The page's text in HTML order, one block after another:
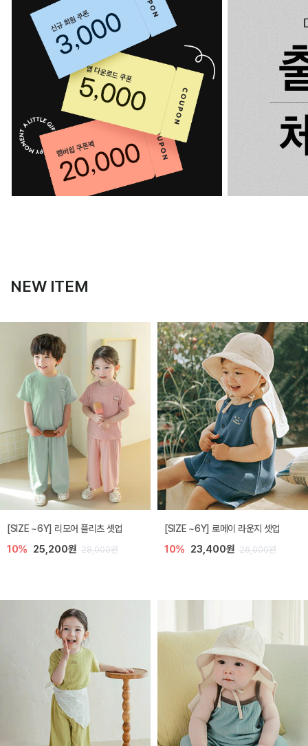
NEW ITEM
[SIZE ~6Y] 리모어 플리츠 셋업
10% 25,200원 28,000원
[SIZE ~6Y] 로메이 라운지 셋업
10% 23,400원 26,000원